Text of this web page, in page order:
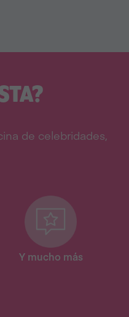
de celebridades,
Y mucho más